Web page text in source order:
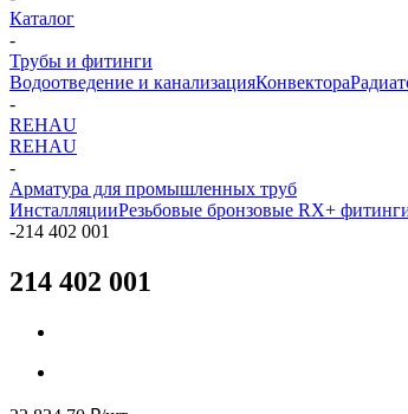
Каталог
-
Трубы и фитинги
Водоотведение и канализацияКонвектора
-
REHAU
REHAU
-
Арматура для промышленных труб
ИнсталляцииРезьбовые бронзовые RX+
-214 402 001
214 402 001